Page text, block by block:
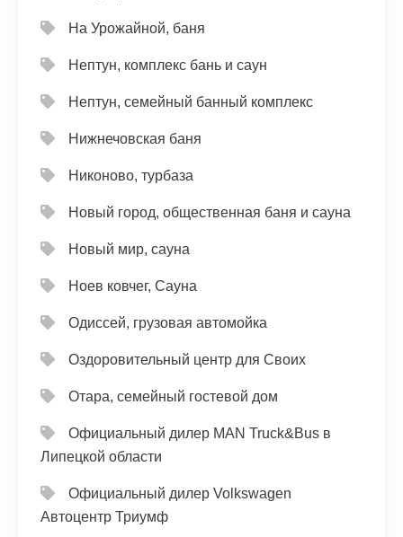
На Урожайной, баня
Нептун, комплекс бань и саун
Нептун, семейный банный комплекс
Нижнечовская баня
Никоново, турбаза
Новый город, общественная баня и сауна
Новый мир, сауна
Ноев ковчег, Сауна
Одиссей, грузовая автомойка
Оздоровительный центр для Своих
Отара, семейный гостевой дом
Официальный дилер MAN Truck&Bus в
Липецкой области
Официальный дилер Volkswagen
Автоцентр Триумф